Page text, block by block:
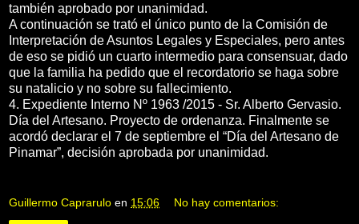
también aprobado por unanimidad.
A continuación se trató el único punto de la Comisión de
Interpretación de Asuntos Legales y Especiales, pero antes
de eso se pidió un cuarto intermedio para consensuar, dado
que la familia ha pedido que el recordatorio se haga sobre
su natalicio y no sobre su fallecimiento.
4. Expediente Interno Nº 1963 /2015 - Sr. Alberto Gervasio.
Día del Artesano. Proyecto de ordenanza. Finalmente se
acordó declarar el 7 de septiembre el “Día del Artesano de
Pinamar”, decisión aprobada por unanimidad.
Guillermo Caprarulo en 15:06 No hay comentarios: